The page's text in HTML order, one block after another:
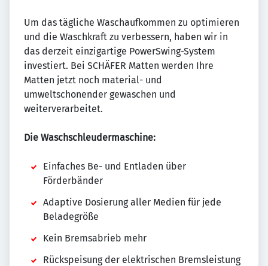
Um das tägliche Waschaufkommen zu optimieren
und die Waschkraft zu verbessern, haben wir in
das derzeit einzigartige PowerSwing-System
investiert. Bei SCHÄFER Matten werden Ihre
Matten jetzt noch material- und
umweltschonender gewaschen und
weiterverarbeitet.
Die Waschschleudermaschine:
Einfaches Be- und Entladen über
Förderbänder
Adaptive Dosierung aller Medien für jede
Beladegröße
Kein Bremsabrieb mehr
Rückspeisung der elektrischen Bremsleistung